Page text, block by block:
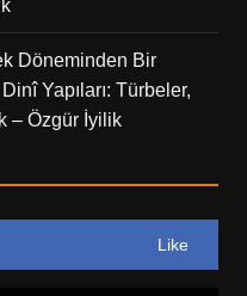
Döneminden Bir
Yapıları: Türbeler,
– Özgür İyilik
Like